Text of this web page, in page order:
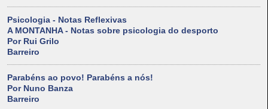
Psicologia - Notas Reflexivas
A MONTANHA - Notas sobre psicologia do desporto
Por Rui Grilo
Barreiro
Parabéns ao povo! Parabéns a nós!
Por Nuno Banza
Barreiro